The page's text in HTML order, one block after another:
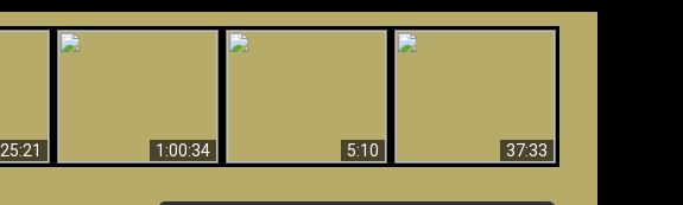
25:21
1:00:34
5:10
37:33